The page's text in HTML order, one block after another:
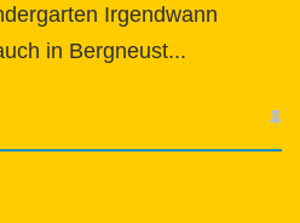
Irgendwann
in Bergneust...